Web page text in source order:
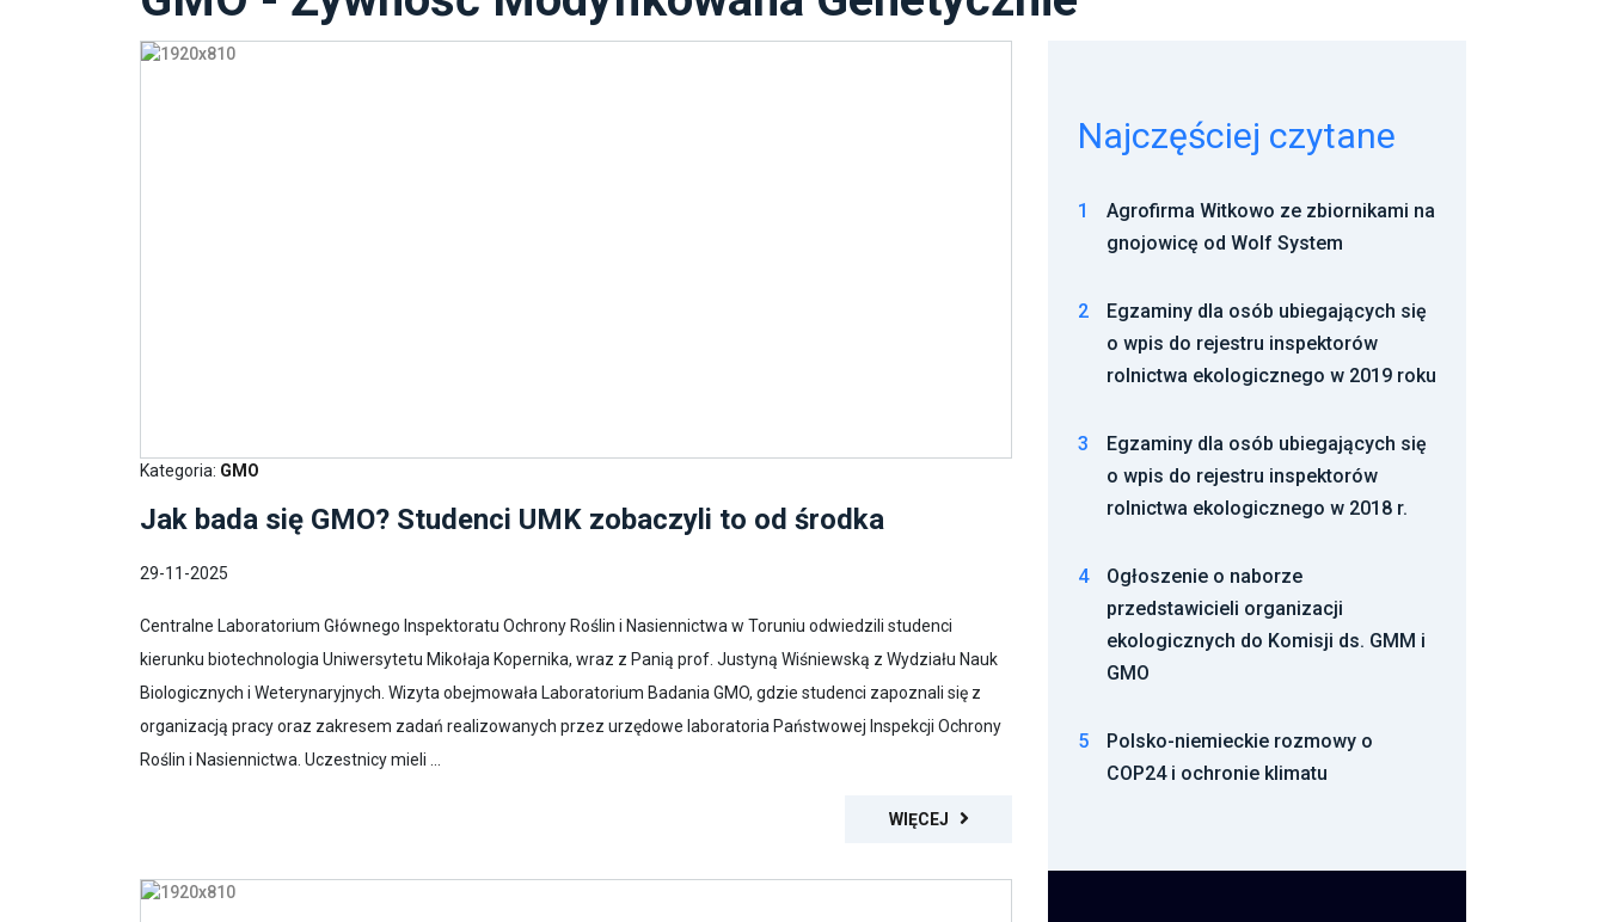
Kategoria: GMO
Jak bada się GMO? Studenci UMK zobaczyli to od środka
29-11-2025
Centralne Laboratorium Głównego Inspektoratu Ochrony Roślin i Nasiennictwa w Toruniu odwiedzili studenci
kierunku biotechnologia Uniwersytetu Mikołaja Kopernika, wraz z Panią prof. Justyną Wiśniewską z Wydziału Nauk
Biologicznych i Weterynaryjnych. Wizyta obejmowała Laboratorium Badania GMO, gdzie studenci zapoznali się z
organizacją pracy oraz zakresem zadań realizowanych przez urzędowe laboratoria Państwowej Inspekcji Ochrony
Roślin i Nasiennictwa. Uczestnicy mieli ...
WIĘCEJ
Najczęściej czytane
1
Agrofirma Witkowo ze zbiornikami na
gnojowicę od Wolf System
2
Egzaminy dla osób ubiegających się
o wpis do rejestru inspektorów
rolnictwa ekologicznego w 2019 roku
3
Egzaminy dla osób ubiegających się
o wpis do rejestru inspektorów
rolnictwa ekologicznego w 2018 r.
4
Ogłoszenie o naborze
przedstawicieli organizacji
ekologicznych do Komisji ds. GMM i
GMO
5
Polsko-niemieckie rozmowy o
COP24 i ochronie klimatu